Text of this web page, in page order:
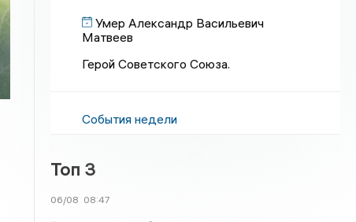
Умер Александр Васильевич
Матвеев
Герой Советского Союза.
События недели
Топ 3
06/08 08:47